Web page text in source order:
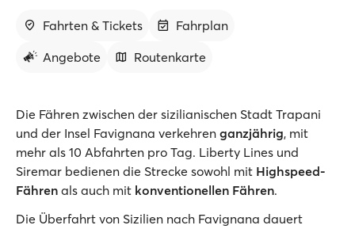
Fahrten & Tickets
Fahrplan
Angebote
Routenkarte
Die Fähren zwischen der sizilianischen Stadt Trapani
und der Insel Favignana verkehren ganzjährig, mit
mehr als 10 Abfahrten pro Tag. Liberty Lines und
Siremar bedienen die Strecke sowohl mit Highspeed-
Fähren als auch mit konventionellen Fähren.
Die Überfahrt von Sizilien nach Favignana dauert